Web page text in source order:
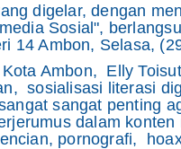
digelar, dengan
Sosial",
14 Ambon, Selasa,
Ambon, Elly
sosialisasi literasi
sangat penting
dalam konten
pornografi,